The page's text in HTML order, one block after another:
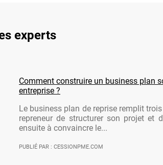
experts
Comment construire un business plan
entreprise ?
Le business plan de reprise remplit
repreneur de structurer son projet et
ensuite à convaincre le...
PUBLIÉ PAR : CESSIONPME.COM